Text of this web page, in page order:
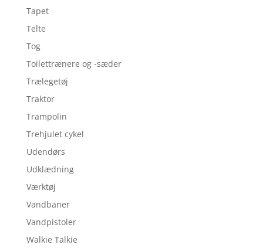
Tapet
Telte
Tog
Toilettrænere og -sæder
Trælegetøj
Traktor
Trampolin
Trehjulet cykel
Udendørs
Udklædning
Værktøj
Vandbaner
Vandpistoler
Walkie Talkie